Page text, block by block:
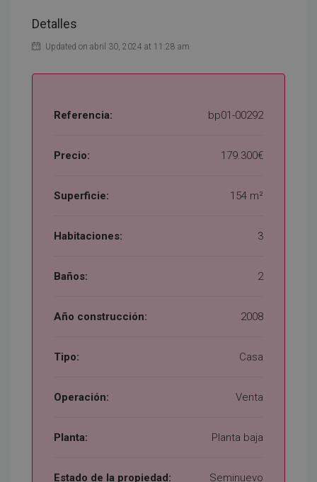
Detalles
Updated on abril 30, 2024 at 11:28 am
Referencia: bp01-00292
Precio: 179.300€
Superficie: 154 m²
Habitaciones: 3
Baños: 2
Año construcción: 2008
Tipo: Casa
Operación: Venta
Planta: Planta baja
Estado de la propiedad: Seminuevo